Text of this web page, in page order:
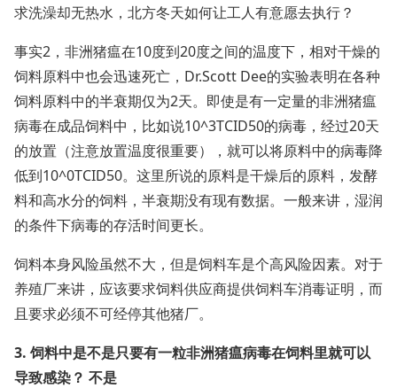
求洗澡却无热水，北方冬天如何让工人有意愿去执行？
事实2，非洲猪瘟在10度到20度之间的温度下，相对干燥的
饲料原料中也会迅速死亡，Dr.Scott Dee的实验表明在各种
饲料原料中的半衰期仅为2天。即使是有一定量的非洲猪瘟
病毒在成品饲料中，比如说10^3TCID50的病毒，经过20天
的放置（注意放置温度很重要），就可以将原料中的病毒降
低到10^0TCID50。这里所说的原料是干燥后的原料，发酵
料和高水分的饲料，半衰期没有现有数据。一般来讲，湿润
的条件下病毒的存活时间更长。
饲料本身风险虽然不大，但是饲料车是个高风险因素。对于
养殖厂来讲，应该要求饲料供应商提供饲料车消毒证明，而
且要求必须不可经停其他猪厂。
3. 饲料中是不是只要有一粒非洲猪瘟病毒在饲料里就可以
导致感染？ 不是